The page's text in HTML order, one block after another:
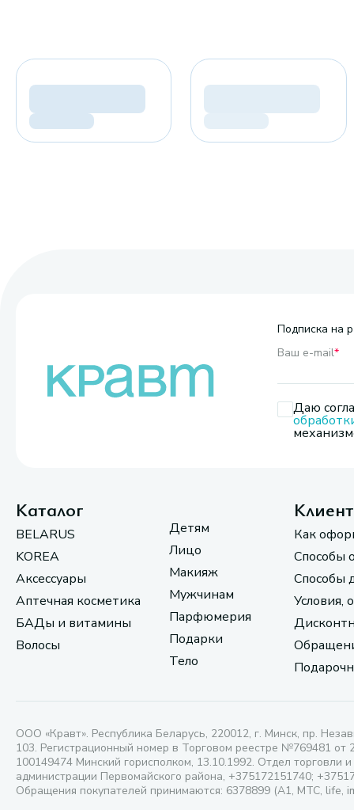
Подписка на
Ваш e-mail*
Даю
Каталог
BELARUS
KOREA
Аксессуары
Аптечная косметика
БАДы и витамины
Волосы
Детям
Лицо
Макияж
Мужчинам
Парфюмерия
Подарки
Тело
Как
Способы
Способы
Условия,
ООО «Кравт». Республика Беларусь, 220012, г. Минск, пр.
103. Регистрационный номер в Торговом реестре №769481 от
100149474 Минский горисполком, 13.10.1992. Отдел торговли и
администрации Первомайского района, +375172151740;
Обращения покупателей принимаются: 6378899 (А1, МТС, life,